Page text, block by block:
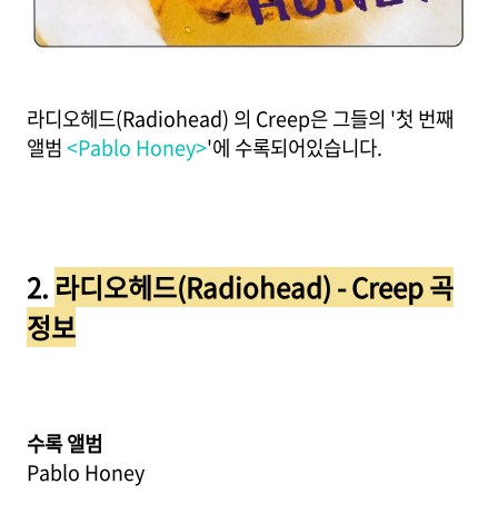
라디오헤드(Radiohead) 의 Creep은 그들의 '첫 번째
앨범<Pablo Honey>'에 수록되어있습니다.
2. 라디오헤드(Radiohead) - Creep 곡
정보
수록 앨범
Pablo Honey